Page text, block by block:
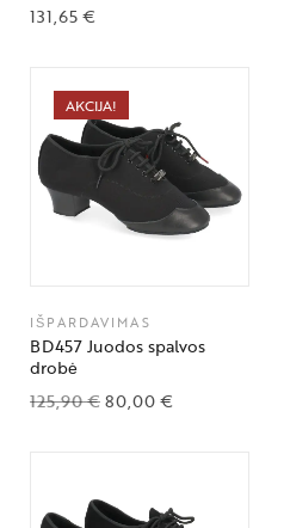
131,65€
AKCIJA!
IŠPARDAVIMAS
BD457 Juodos spalvos
drobė
125,90€80,00€